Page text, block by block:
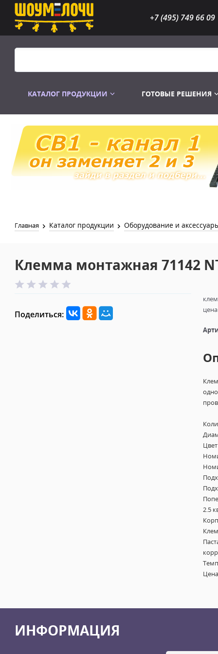
+7 (495) 749 66 09
КАТАЛОГ ПРОДУКЦИИ
Распродажа Лампы
ГОТОВЫЕ РЕШЕНИЯ
Главная Каталог продукции Оборудование и
Клемма монтажная 71142
Поделиться:
2.5
ИНФОРМАЦИЯ